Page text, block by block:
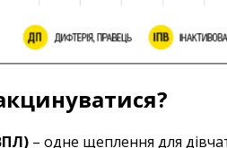
– ​одне щеплення для